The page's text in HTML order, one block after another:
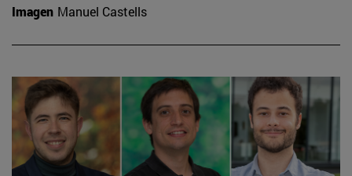
Imagen Manuel Castells